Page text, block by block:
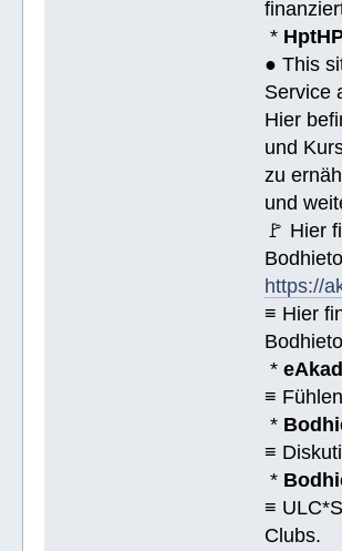
*
● This
Service
Hier
und
zu
und
🚩 Hier
https://
≡ Hier
*
≡
*
≡
*
≡
Clubs.